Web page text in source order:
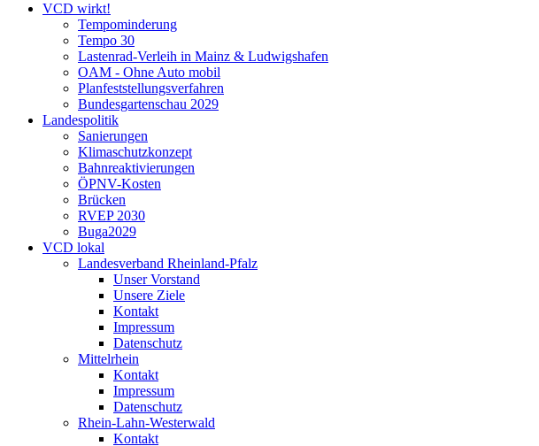
VCD wirkt!
Tempominderung
Tempo 30
Lastenrad-Verleih in Mainz & Ludwigshafen
OAM - Ohne Auto mobil
Planfeststellungsverfahren
Bundesgartenschau 2029
Landespolitik
Sanierungen
Klimaschutzkonzept
Bahnreaktivierungen
ÖPNV-Kosten
Brücken
RVEP 2030
Buga2029
VCD lokal
Landesverband Rheinland-Pfalz
Unser Vorstand
Unsere Ziele
Kontakt
Impressum
Datenschutz
Mittelrhein
Kontakt
Impressum
Datenschutz
Rhein-Lahn-Westerwald
Kontakt